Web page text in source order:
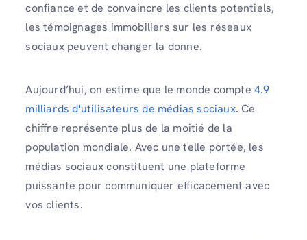
confiance et de convaincre les clients potentiels,
les témoignages immobiliers sur les réseaux
sociaux peuvent changer la donne.
Aujourd’hui, on estime que le monde compte 4.9
milliards d'utilisateurs de médias sociaux. Ce
chiffre représente plus de la moitié de la
population mondiale. Avec une telle portée, les
médias sociaux constituent une plateforme
puissante pour communiquer efficacement avec
vos clients.